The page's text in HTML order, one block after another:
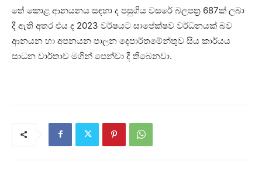
තේ කොළ ආනයනය සඳහා ද පසුගිය වසරේ බලපත්‍ර 687ක් ලබා
දී ඇති අතර එය ද 2023 වර්ෂයට සාපේක්ෂව වර්ධනයක් බව
ආනයන හා අපනයන පාලන දෙපාර්තමේන්තුව සිය කාර්යය
සාධන වාර්තාව මගින් පෙන්වා දී තිබෙනවා.